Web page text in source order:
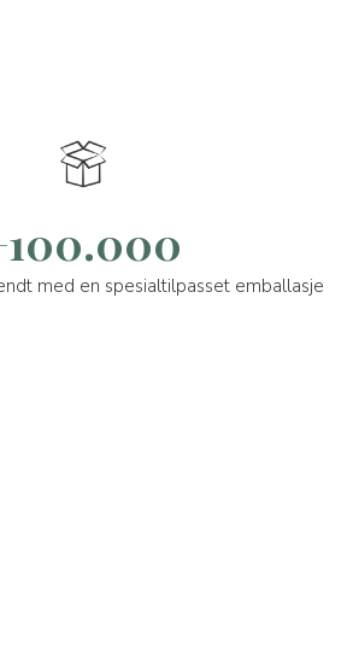
med en spesialtilpasset emballasje